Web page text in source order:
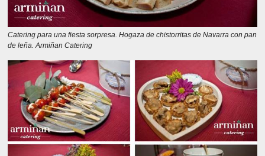
Catering para una fiesta sorpresa. Hogaza de chistorritas de Navarra con pan
de leña. Armiñan Catering